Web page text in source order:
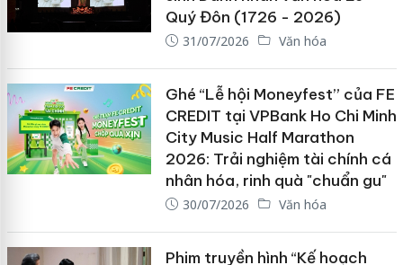
Quý Đôn (1726 - 2026)
31/07/2026 Văn hóa
Ghé “Lễ hội Moneyfest” của FE
CREDIT tại VPBank Ho Chi Minh
City Music Half Marathon
2026: Trải nghiệm tài chính cá
nhân hóa, rinh quà "chuẩn gu"
30/07/2026 Văn hóa
Phim truyền hình “Kế hoạch